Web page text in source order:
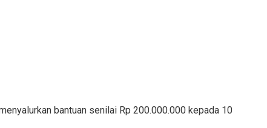
bantuan senilai Rp 200.000.000 kepada 10